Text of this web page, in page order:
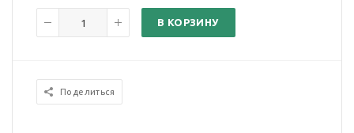
В КОРЗИНУ
Поделиться